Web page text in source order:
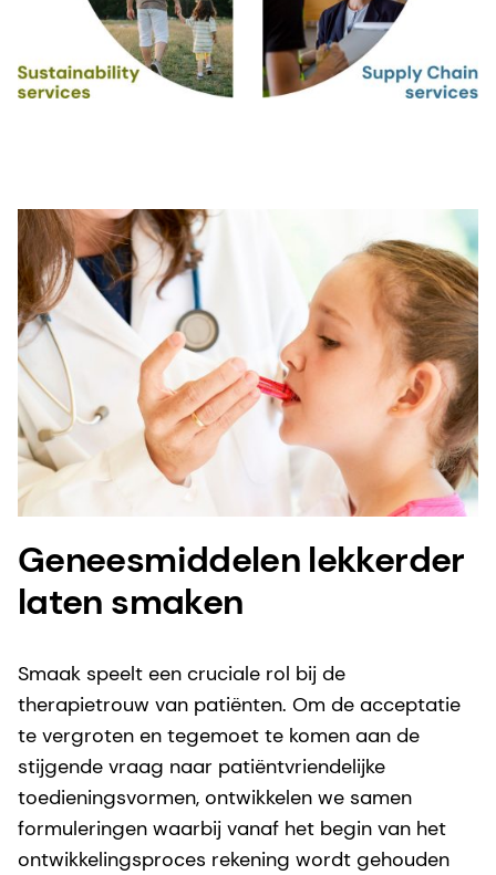
Geneesmiddelen lekkerder
laten smaken
Smaak speelt een cruciale rol bij de
therapietrouw van patiënten. Om de acceptatie
te vergroten en tegemoet te komen aan de
stijgende vraag naar patiëntvriendelijke
toedieningsvormen, ontwikkelen we samen
formuleringen waarbij vanaf het begin van het
ontwikkelingsproces rekening wordt gehouden